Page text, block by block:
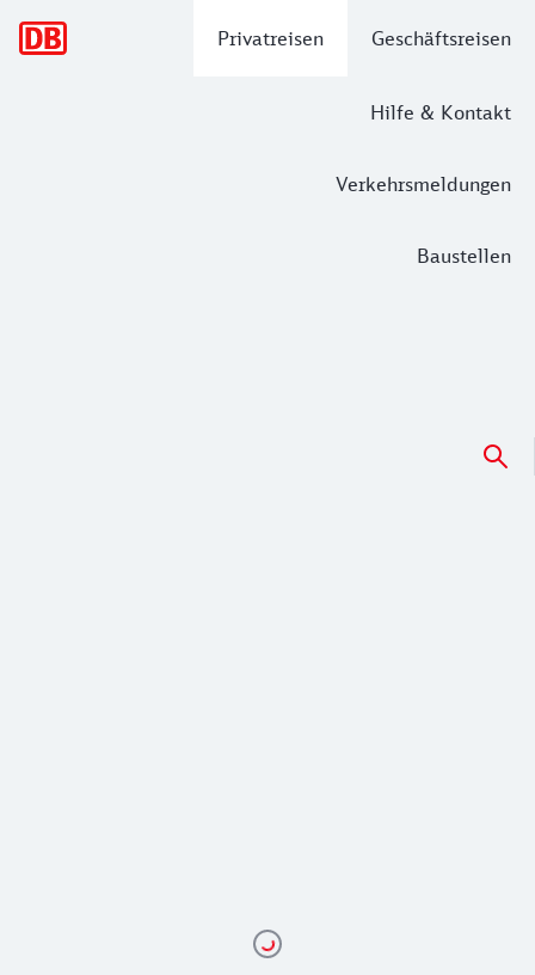
Privatreisen Geschäftsreisen
Hilfe & Kontakt
Verkehrsmeldungen
Baustellen